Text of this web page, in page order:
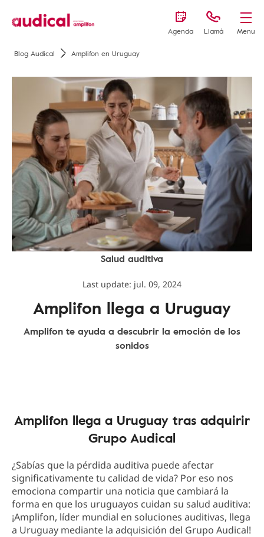
Agenda Llamá Menu
Blog Audical Amplifon en Uruguay
Salud auditiva
Last update: jul. 09, 2024
Amplifon llega a Uruguay
Amplifon te ayuda a descubrir la emoción de los
sonidos
Amplifon llega a Uruguay tras adquirir
Grupo Audical
¿Sabías que la pérdida auditiva puede afectar
significativamente tu calidad de vida? Por eso nos
emociona compartir una noticia que cambiará la
forma en que los uruguayos cuidan su salud auditiva:
¡Amplifon, líder mundial en soluciones auditivas, llega
a Uruguay mediante la adquisición del Grupo Audical!